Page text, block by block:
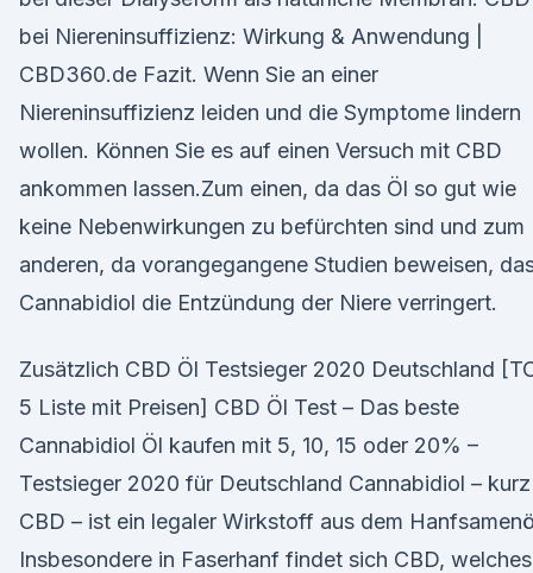
bei Niereninsuffizienz: Wirkung & Anwendung |
CBD360.de Fazit. Wenn Sie an einer
Niereninsuffizienz leiden und die Symptome lindern
wollen. Können Sie es auf einen Versuch mit CBD
ankommen lassen.Zum einen, da das Öl so gut wie
keine Nebenwirkungen zu befürchten sind und zum
anderen, da vorangegangene Studien beweisen,
Cannabidiol die Entzündung der Niere verringert.
Zusätzlich CBD Öl Testsieger 2020 Deutschland
5 Liste mit Preisen] CBD Öl Test – Das beste
Cannabidiol Öl kaufen mit 5, 10, 15 oder 20% –
Testsieger 2020 für Deutschland Cannabidiol – kurz
CBD – ist ein legaler Wirkstoff aus dem
Insbesondere in Faserhanf findet sich CBD, welches